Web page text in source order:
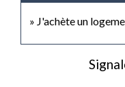
J'achète un